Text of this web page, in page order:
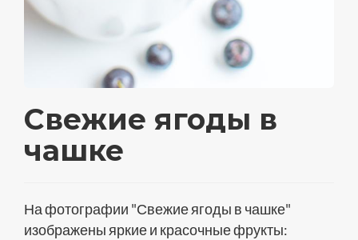
Свежие ягоды в
чашке
На фотографии "Свежие ягоды в чашке"
изображены яркие и красочные фрукты: